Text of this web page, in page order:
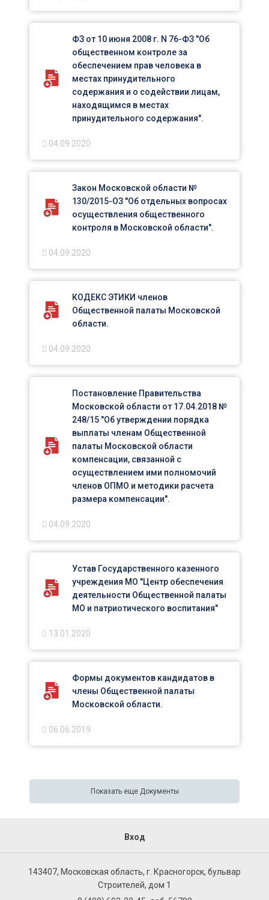
ФЗ от 10 июня 2008 г. N 76-ФЗ "Об
общественном контроле за
обеспечением прав человека в
местах принудительного
содержания и о содействии лицам,
находящимся в местах
принудительного содержания".
04.09.2020
Закон Московской области №
130/2015-ОЗ "Об отдельных вопросах
осуществления общественного
контроля в Московской области".
04.09.2020
КОДЕКС ЭТИКИ членов
Общественной палаты Московской
области.
04.09.2020
Постановление Правительства
Московской области от 17.04.2018 №
248/15 "Об утверждении порядка
выплаты членам Общественной
палаты Московской области
компенсации, связанной с
осуществлением ими полномочий
членов ОПМО и методики расчета
размера компенсации".
04.09.2020
Устав Государственного казенного
учреждения МО "Центр обеспечения
деятельности Общественной палаты
МО и патриотического воспитания"
13.01.2020
Формы документов кандидатов в
члены Общественной палаты
Московской области.
06.06.2019
Показать еще Документы
Вход
143407, Московская область, г. Красногорск, бульвар
Строителей, дом 1